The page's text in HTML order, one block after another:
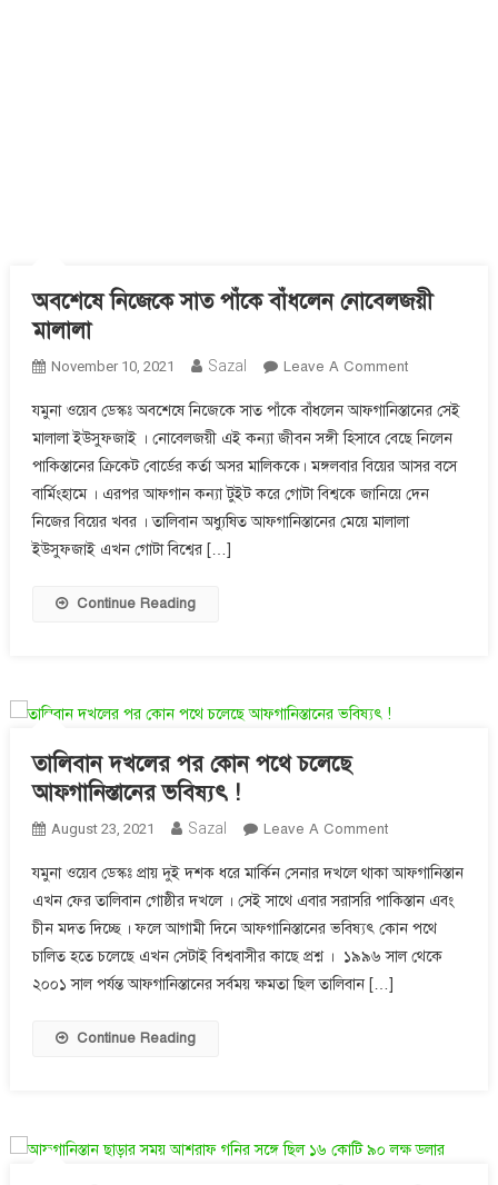
অবশেষে নিজেকে সাত পাঁকে বাঁধলেন নোবেলজয়ী
মালালা
November 10, 2021 Sazal Leave A CommentOn
নিজেকে
সাত
পাঁকে
বাঁধলেন
নোবেলজয়ী
যমুনা ওয়েব ডেস্কঃ অবশেষে নিজেকে সাত পাঁকে বাঁধলেন আফগানিস্তানের সেই
মালালা ইউসুফজাই । নোবেলজয়ী এই কন্যা জীবন সঙ্গী হিসাবে বেছে নিলেন
পাকিস্তানের ক্রিকেট বোর্ডের কর্তা অসর মালিককে। মঙ্গলবার বিয়ের আসর বসে
বার্মিংহামে । এরপর আফগান কন্যা টুইট করে গোটা বিশ্বকে জানিয়ে দেন
নিজের বিয়ের খবর । তালিবান অধ্যুষিত আফগানিস্তানের মেয়ে মালালা
ইউসুফজাই এখন গোটা বিশ্বের […]
Continue Reading
তালিবান দখলের পর কোন পথে চলেছে
আফগানিস্তানের ভবিষ্যৎ !
August 23, 2021 Sazal Leave A CommentOn
দখলের
পর
কোন
পথে
চলেছে
যমুনা ওয়েব ডেস্কঃ প্রায় দুই দশক ধরে মার্কিন সেনার দখলে থাকা আফগানিস্তান
এখন ফের তালিবান গোষ্ঠীর দখলে । সেই সাথে এবার সরাসরি পাকিস্তান এবং
চীন মদত দিচ্ছে । ফলে আগামী দিনে আফগানিস্তানের ভবিষ্যৎ কোন পথে
চালিত হতে চলেছে এখন সেটাই বিশ্ববাসীর কাছে প্রশ্ন । ১৯৯৬ সাল থেকে
২০০১ সাল পর্যন্ত আফগানিস্তানের সর্বময় ক্ষমতা ছিল তালিবান […]
Continue Reading